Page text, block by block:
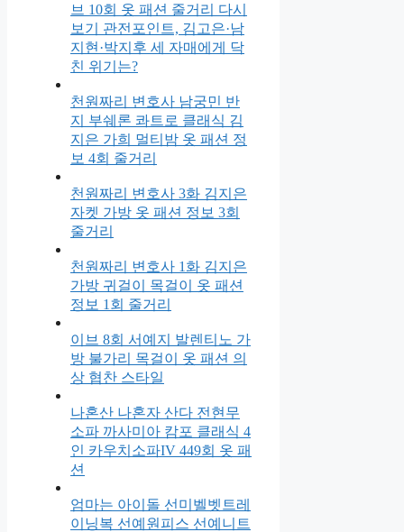
브 10회 옷 패션 줄거리 다시
보기 관전포인트, 김고은·남
지현·박지후 세 자매에게 닥
친 위기는?
천원짜리 변호사 남궁민 반
지 부쉐론 콰트로 클래식 김
지은 가희 멀티밤 옷 패션 정
보 4회 줄거리
천원짜리 변호사 3화 김지은
자켓 가방 옷 패션 정보 3회
줄거리
천원짜리 변호사 1화 김지은
가방 귀걸이 목걸이 옷 패션
정보 1회 줄거리
이브 8회 서예지 발렌티노 가
방 불가리 목걸이 옷 패션 의
상 협찬 스타일
나혼산 나혼자 산다 전현무
소파 까사미아 캄포 클래식 4
인 카우치소파IV 449회 옷 패
션
엄마는 아이돌 선미벨벳트레
이닝복 선예원피스 선예니트